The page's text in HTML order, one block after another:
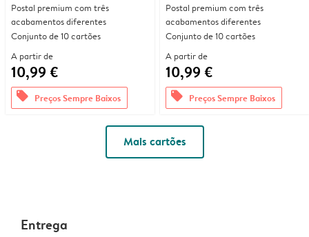
Postal premium com três
acabamentos diferentes
Conjunto de 10 cartões
A partir de
10,99 €
offers Preços Sempre Baixos
Postal premium com três
acabamentos diferentes
Conjunto de 10 cartões
A partir de
10,99 €
offers Preços Sempre Baixos
Mais cartões
Entrega